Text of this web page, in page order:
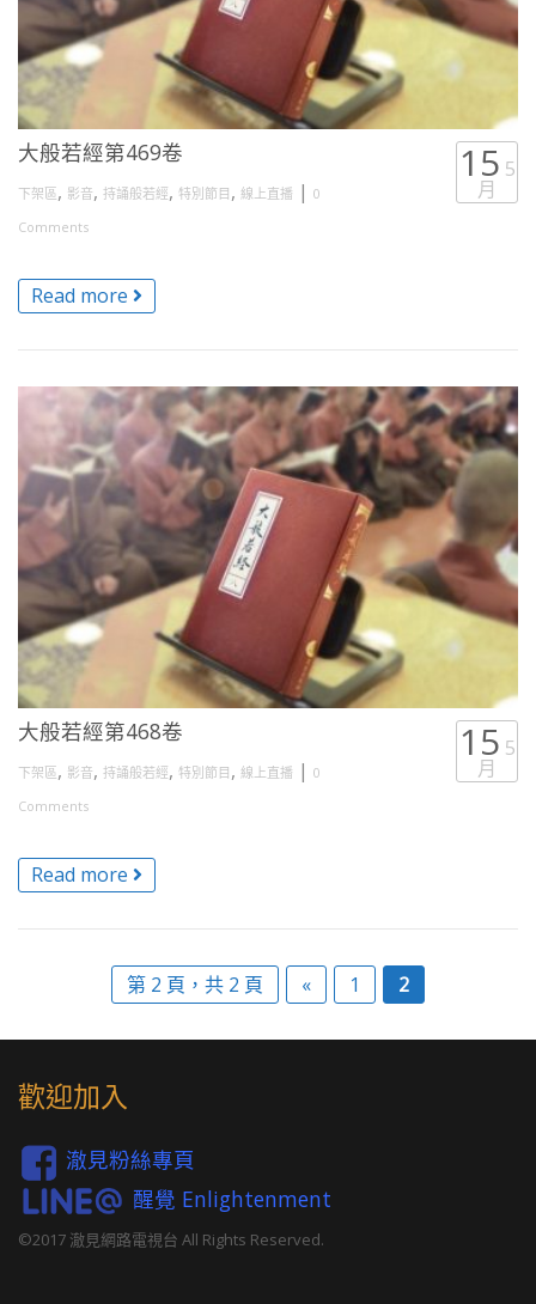
大般若經第469卷
下架區, 影音, 持誦般若經, 特別節目 , 線上直播 | 0
Comments
15 5
月
Read more
大般若經第468卷
下架區, 影音, 持誦般若經, 特別節目 , 線上直播 | 0
Comments
15 5
月
Read more
第 2 頁，共 2 頁 « 1 2
歡迎加入
澈見粉絲專頁
醒覺 Enlightenment
©2017 澈見網路電視台 All Rights Reserved.